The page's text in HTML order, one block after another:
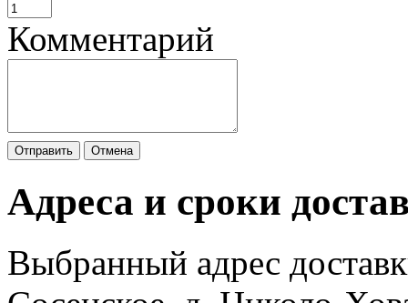
Комментарий
Отправить Отмена
Адреса и сроки
Выбранный адрес